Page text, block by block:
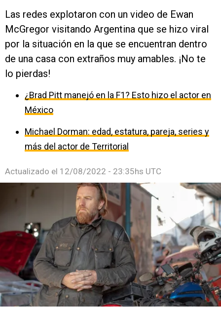
Las redes explotaron con un video de Ewan
McGregor visitando Argentina que se hizo viral
por la situación en la que se encuentran dentro
de una casa con extraños muy amables. ¡No te
lo pierdas!
¿Brad Pitt manejó en la F1? Esto hizo el actor en
México
Michael Dorman: edad, estatura, pareja, series y
más del actor de Territorial
Actualizado el 12/08/2022 - 23:35hs UTC